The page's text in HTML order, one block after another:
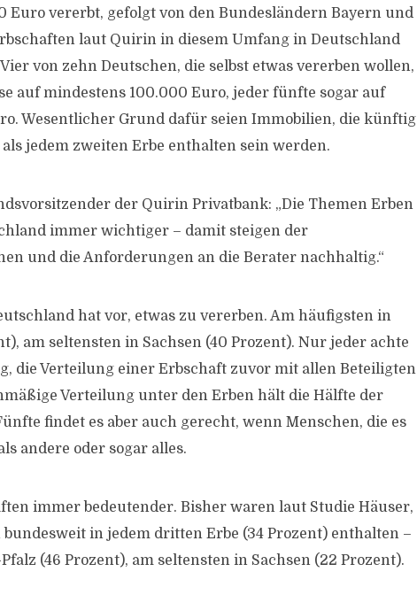
Euro vererbt, gefolgt von den Bundesländern Bayern und
laut Quirin in diesem Umfang in Deutschland
von zehn Deutschen, die selbst etwas vererben wollen,
auf mindestens 100.000 Euro, jeder fünfte sogar auf
Wesentlicher Grund dafür seien Immobilien, die künftig
jedem zweiten Erbe enthalten sein werden.
der Quirin Privatbank: „Die Themen Erben
immer wichtiger – damit steigen der
und die Anforderungen an die Berater nachhaltig.“
hat vor, etwas zu vererben. Am häufigsten in
am seltensten in Sachsen (40 Prozent). Nur jeder achte
die Verteilung einer Erbschaft zuvor mit allen Beteiligten
Verteilung unter den Erben hält die Hälfte der
findet es aber auch gerecht, wenn Menschen, die es
andere oder sogar alles.
immer bedeutender. Bisher waren laut Studie Häuser,
in jedem dritten Erbe (34 Prozent) enthalten –
(46 Prozent), am seltensten in Sachsen (22 Prozent).